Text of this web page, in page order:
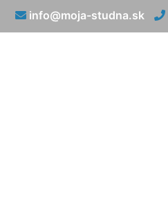
info@moja-studna.sk